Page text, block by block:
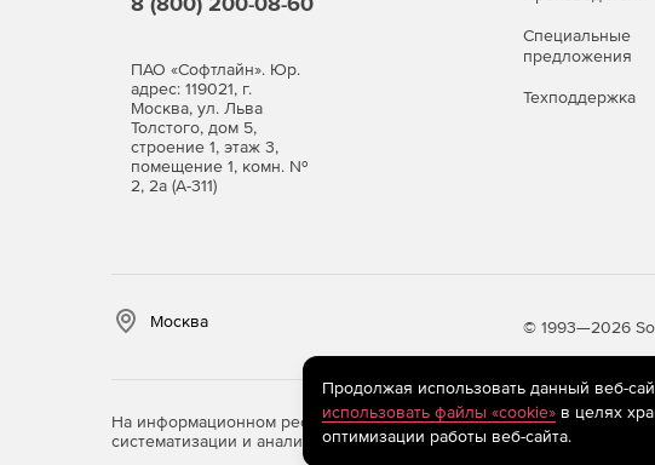
ПАО «Софтлайн». Юр.
адрес: 119021, г.
Москва, ул. Льва
Толстого, дом 5,
строение 1, этаж 3,
помещение 1, комн. №
2, 2а (А-311)
Специальные
предложения
Техподдержка
Москва © 1993—2026
На информационном ресурсе store.softline.ru применяются
систематизации и анализа сведений, относящихся к
Продолжая использовать данный веб-
использовать файлы «cookie»в целях
оптимизации работы веб-сайта.